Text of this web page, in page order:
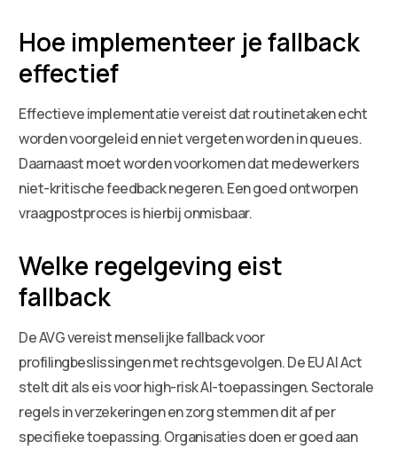
Hoe implementeer je fallback
effectief
Effectieve implementatie vereist dat routinetaken echt
worden voorgeleid en niet vergeten worden in queues.
Daarnaast moet worden voorkomen dat medewerkers
niet-kritische feedback negeren. Een goed ontworpen
vraagpostproces is hierbij onmisbaar.
Welke regelgeving eist
fallback
De AVG vereist menselijke fallback voor
profilingbeslissingen met rechtsgevolgen. De EU AI Act
stelt dit als eis voor high-risk AI-toepassingen. Sectorale
regels in verzekeringen en zorg stemmen dit af per
specifieke toepassing. Organisaties doen er goed aan